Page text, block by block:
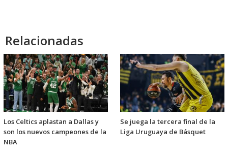
Relacionadas
Los Celtics aplastan a Dallas y
son los nuevos campeones de la
NBA
Se juega la tercera final de la
Liga Uruguaya de Básquet